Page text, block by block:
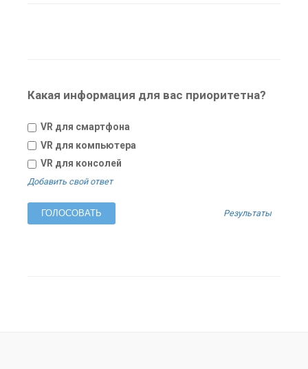
Какая информация для вас приоритетна?
VR для смартфона
VR для компьютера
VR для консолей
Добавить свой ответ
Результаты